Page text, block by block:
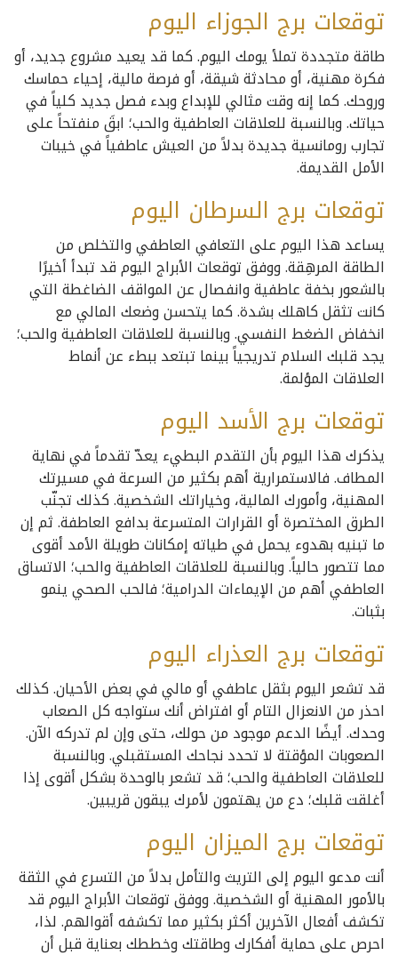
توقعات برج الجوزاء اليوم
طاقة متجددة تملأ يومك اليوم. كما قد يعيد مشروع جديد، أو
فكرة مهنية، أو محادثة شيقة، أو فرصة مالية، إحياء حماسك
وروحك. كما إنه وقت مثالي للإبداع وبدء فصل جديد كلياً في
حياتك. وبالنسبة للعلاقات العاطفية والحب؛ ابقَ منفتحاً على
تجارب رومانسية جديدة بدلاً من العيش عاطفياً في خيبات
الأمل القديمة.
توقعات برج السرطان اليوم
يساعد هذا اليوم على التعافي العاطفي والتخلص من
الطاقة المرهِقة. ووفق توقعات الأبراج اليوم قد تبدأ أخيرًا
بالشعور بخفة عاطفية وانفصال عن المواقف الضاغطة التي
كانت تثقل كاهلك بشدة. كما يتحسن وضعك المالي مع
انخفاض الضغط النفسي. وبالنسبة للعلاقات العاطفية والحب؛
يجد قلبك السلام تدريجياً بينما تبتعد ببطء عن أنماط
العلاقات المؤلمة.
توقعات برج الأسد اليوم
يذكرك هذا اليوم بأن التقدم البطيء يعدّ تقدماً في نهاية
المطاف. فالاستمرارية أهم بكثير من السرعة في مسيرتك
المهنية، وأمورك المالية، وخياراتك الشخصية. كذلك تجنّب
الطرق المختصرة أو القرارات المتسرعة بدافع العاطفة. ثم إن
ما تبنيه بهدوء يحمل في طياته إمكانات طويلة الأمد أقوى
مما تتصور حالياً. وبالنسبة للعلاقات العاطفية والحب؛ الاتساق
العاطفي أهم من الإيماءات الدرامية؛ فالحب الصحي ينمو
بثبات.
توقعات برج العذراء اليوم
قد تشعر اليوم بثقل عاطفي أو مالي في بعض الأحيان. كذلك
احذر من الانعزال التام أو افتراض أنك ستواجه كل الصعاب
وحدك. أيضًا الدعم موجود من حولك، حتى وإن لم تدركه الآن.
الصعوبات المؤقتة لا تحدد نجاحك المستقبلي. وبالنسبة
للعلاقات العاطفية والحب؛ قد تشعر بالوحدة بشكل أقوى إذا
أغلقت قلبك؛ دع من يهتمون لأمرك يبقون قريبين.
توقعات برج الميزان اليوم
أنت مدعو اليوم إلى التريث والتأمل بدلاً من التسرع في الثقة
بالأمور المهنية أو الشخصية. ووفق توقعات الأبراج اليوم قد
تكشف أفعال الآخرين أكثر بكثير مما تكشفه أقوالهم. لذا،
احرص على حماية أفكارك وطاقتك وخططك بعناية قبل أن